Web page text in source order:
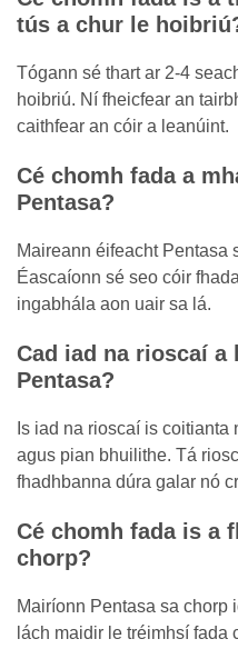
tús a chur le
Tógann sé thart ar 2-4
hoibriú. Ní fheicfear an
caithfear an cóir a leanúint.
Cé chomh fada a
Pentasa?
Maireann éifeacht Pentasa
Éascaíonn sé seo cóir
ingabhála aon uair sa lá.
Cad iad na rioscaí a
Pentasa?
Is iad na rioscaí is
agus pian bhuilithe. Tá
fhadhbanna dúra galar nó
Cé chomh fada is a
chorp?
Mairíonn Pentasa sa chorp
lách maidir le tréimhsí